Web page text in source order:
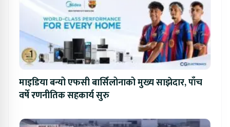
माइडिया बन्यो एफसी बार्सिलोनाको मुख्य साझेदार, पाँच
वर्षे रणनीतिक सहकार्य सुरु